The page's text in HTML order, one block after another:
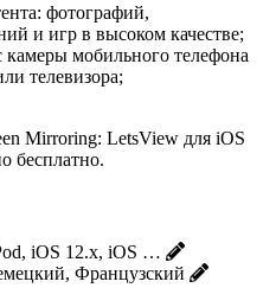
фотографий,
и игр в высоком качестве;
камеры мобильного телефона
телевизора;
Mirroring: LetsView для iOS
бесплатно.
iOS 12.x, iOS …
Французский